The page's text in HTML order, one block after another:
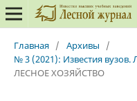
Главная / Архивы
/
№ 3 (2021): Известия вузов.
ЛЕСНОЕ ХОЗЯЙСТВО